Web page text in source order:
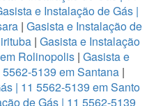
e Instalação de Gás |
| Gasista e Instalação de
| Gasista e Instalação
Rolinopolis | Gasista e
5139 em Santana|
| 11 5562-5139 em Santo
de Gás | 11 5562-5139